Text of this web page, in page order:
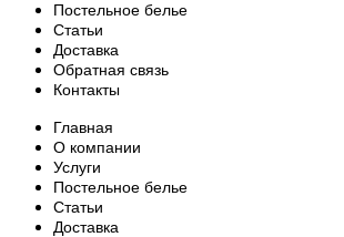
Постельное белье
Статьи
Доставка
Обратная связь
Контакты
Главная
О компании
Услуги
Постельное белье
Статьи
Доставка